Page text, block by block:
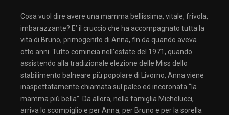
Cosa vuol dire avere una mamma bellissima, vitale, frivola,
imbarazzante? E’ il cruccio che ha accompagnato tutta la
vita di Bruno, primogenito di Anna, fin da quando aveva
otto anni. Tutto comincia nell’estate del 1971, quando
assistendo alla tradizionale elezione delle Miss dello
stabilimento balneare più popolare di Livorno, Anna viene
inaspettatamente chiamata sul palco ed incoronata “la
mamma più bella”. Da allora, nella famiglia Michelucci,
arriva lo scompiglio e per Anna, per Bruno e per la sorella